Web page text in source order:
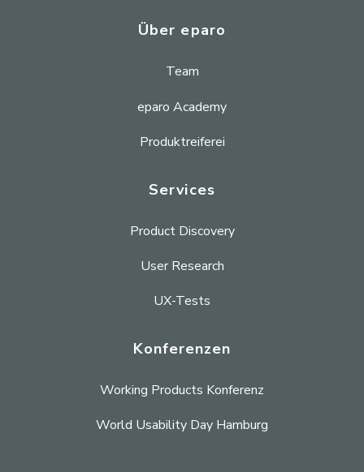
Über eparo
Team
eparo Academy
Produktreiferei
Services
Product Discovery
User Research
UX-Tests
Konferenzen
Working Products Konferenz
World Usability Day Hamburg